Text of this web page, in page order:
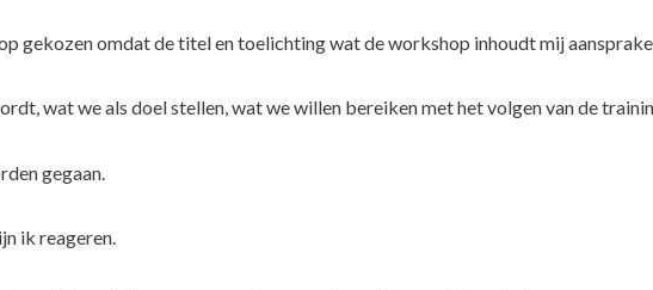
gekozen omdat de titel en toelichting wat de workshop inhoudt mij
wat we als doel stellen, wat we willen bereiken met het volgen van de
gegaan.
ik reageren.